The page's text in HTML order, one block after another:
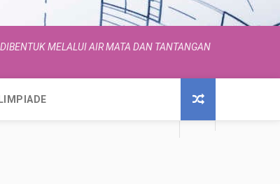
MELALUI AIR MATA DAN TANTANGAN